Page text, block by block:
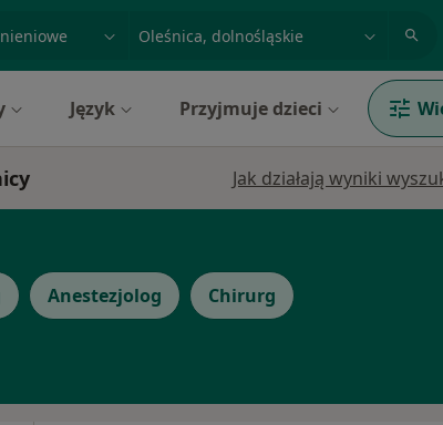
lub nazwiskomiasto lub dzielnica
Język Przyjmuje dzieci
Jak działają wyniki
Anestezjolog Chirurg